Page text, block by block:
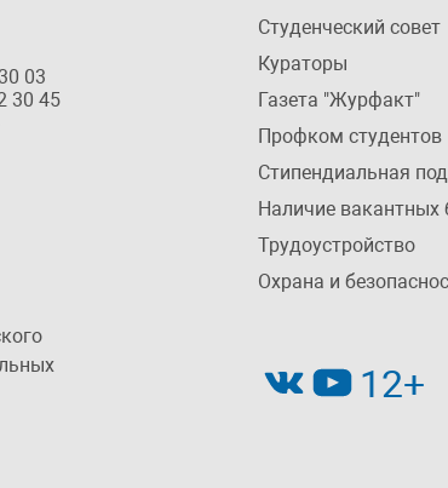
03
30 45
Студенческий совет
Кураторы
Газета "Журфакт"
Профком студентов
Стипендиальная
Наличие
Трудоустройство
Охрана и
12+